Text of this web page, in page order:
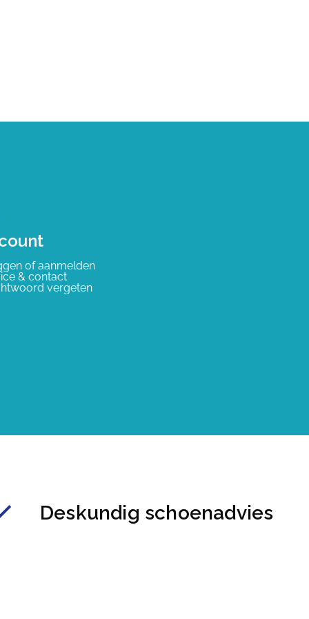
of aanmelden
& contact
vergeten
Deskundig schoenadvies